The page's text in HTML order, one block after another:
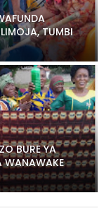
TUMBI
BURE YA
WANAWAKE